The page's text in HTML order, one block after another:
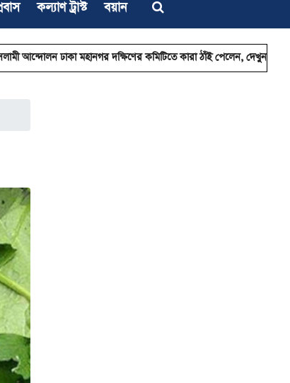
কল্যাণ ট্রাস্ট বয়ান
মহানগর দক্ষিণের কমিটিতে কারা ঠাঁই পেলেন, দেখুন তালিকা ছুটিতেও